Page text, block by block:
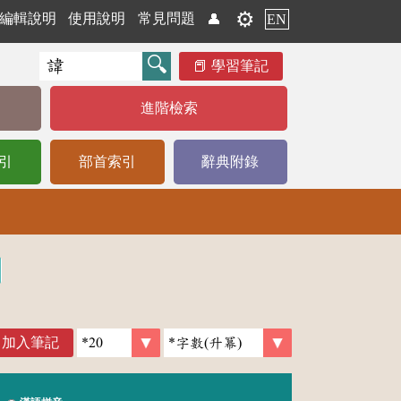
編輯說明 使用說明 常見問題 👤 ⚙️ EN
學習筆記
進階檢索
部首索引 辭典附錄
加入筆記